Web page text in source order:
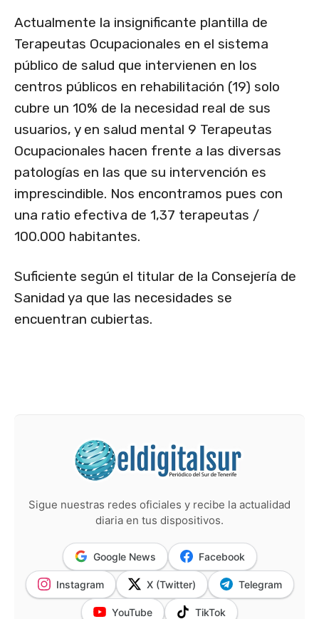
Actualmente la insignificante plantilla de
Terapeutas Ocupacionales en el sistema
público de salud que intervienen en los
centros públicos en rehabilitación (19) solo
cubre un 10% de la necesidad real de sus
usuarios, y en salud mental 9 Terapeutas
Ocupacionales hacen frente a las diversas
patologías en las que su intervención es
imprescindible. Nos encontramos pues con
una ratio efectiva de 1,37 terapeutas /
100.000 habitantes.
Suficiente según el titular de la Consejería de
Sanidad ya que las necesidades se
encuentran cubiertas.
Sigue nuestras redes oficiales y recibe la actualidad
diaria en tus dispositivos.
Google News Facebook
Instagram X (Twitter) Telegram
YouTube TikTok